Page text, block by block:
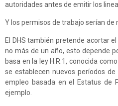
autoridades antes de emitir los
Y los permisos de trabajo serían de
El DHS también pretende acortar
no más de un año, esto depende
basa en la ley H.R.1, conocida
se establecen nuevos períodos
empleo basada en el Estatus de
ejemplo.